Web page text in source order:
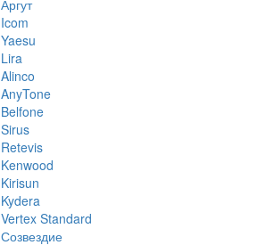
Аргут
Icom
Yaesu
Lira
Alinco
AnyTone
Belfone
Sirus
Retevis
Kenwood
Kirisun
Kydera
Vertex Standard
Созвездие